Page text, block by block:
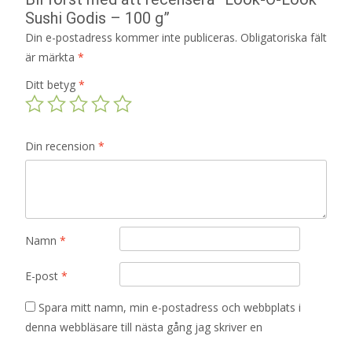
Sushi Godis – 100 g”
Din e-postadress kommer inte publiceras. Obligatoriska fält
är märkta *
Ditt betyg *
Din recension *
Namn *
E-post *
Spara mitt namn, min e-postadress och webbplats i
denna webbläsare till nästa gång jag skriver en